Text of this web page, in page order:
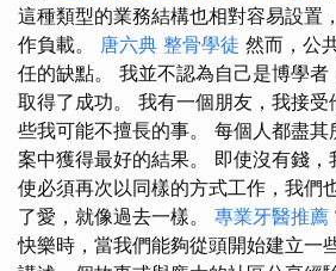
這種類型的業務結構也相對容易設置
作負載。 唐六典 整骨學徒 然而，公
任的缺點。 我並不認為自己是博學
取得了成功。 我有一個朋友，我接受
些我可能不擅長的事。 每個人都盡
案中獲得最好的結果。 即使沒有錢，
使必須再次以同樣的方式工作，我們
了愛，就像過去一樣。 專業牙醫推薦
快樂時，當我們能夠從頭開始建立一